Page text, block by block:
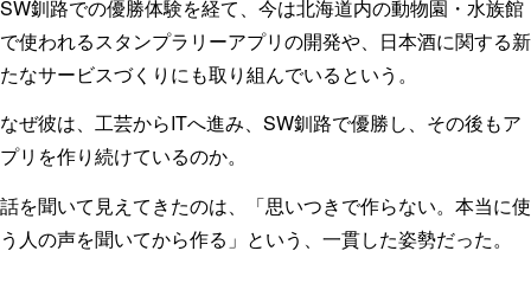
SW釧路での優勝体験を経て、今は北海道内の動物園・水族館
で使われるスタンプラリーアプリの開発や、日本酒に関する新
たなサービスづくりにも取り組んでいるという。
なぜ彼は、工芸からITへ進み、SW釧路で優勝し、その後もア
プリを作り続けているのか。
話を聞いて見えてきたのは、「思いつきで作らない。本当に使
う人の声を聞いてから作る」という、一貫した姿勢だった。